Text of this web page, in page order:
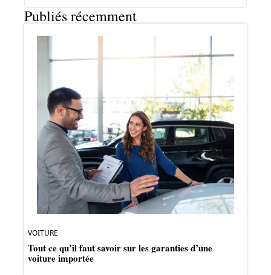
Publiés récemment
VOITURE
Tout ce qu’il faut savoir sur les garanties d’une
voiture importée